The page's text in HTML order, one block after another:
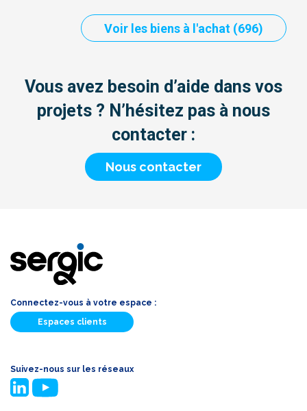
Voir les biens à l'achat (696)
Vous avez besoin d’aide dans vos
projets ? N’hésitez pas à nous
contacter :
Nous contacter
Connectez-vous à votre espace :
Espaces clients
Suivez-nous sur les réseaux